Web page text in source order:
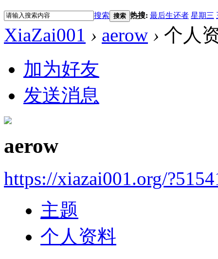
搜索 搜索 热搜: 最后生还者 星期三
XiaZai001 › aerow › 个人
加为好友
发送消息
aerow
https://xiazai001.org/
主题
个人资料